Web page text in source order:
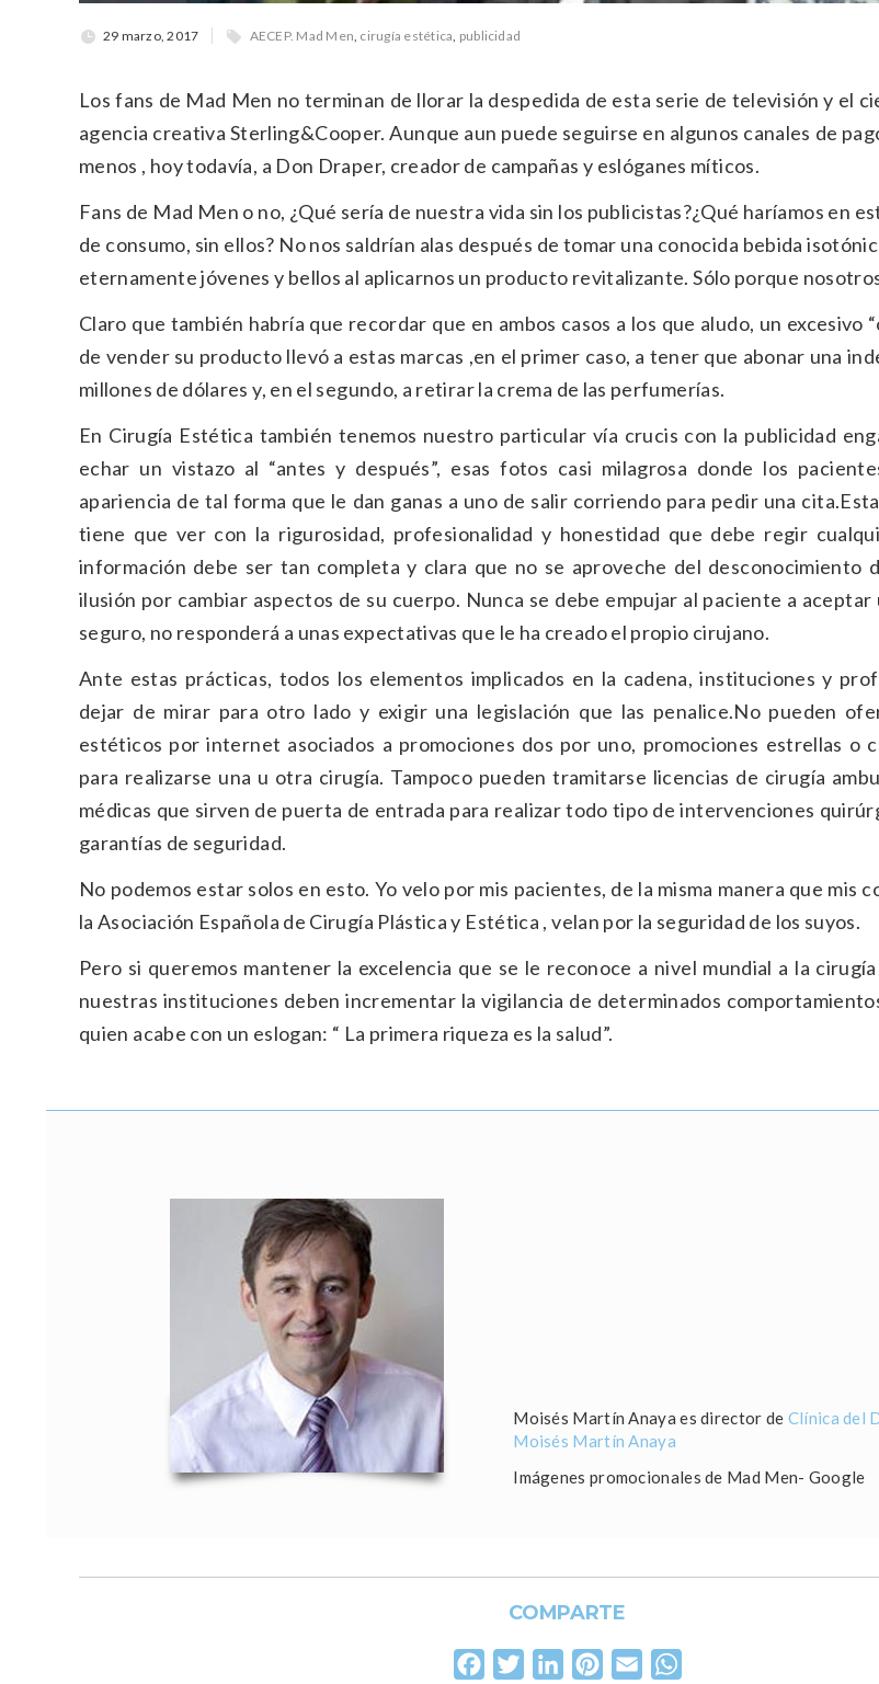
29 marzo, 2017 AECEP. Mad Men, cirugía estética, publicidad
Los fans de Mad Men no terminan de llorar la despedida de esta serie de televisión y el
agencia creativa Sterling&Cooper. Aunque aun puede seguirse en algunos canales de
menos , hoy todavía, a Don Draper, creador de campañas y eslóganes míticos.
Fans de Mad Men o no, ¿Qué sería de nuestra vida sin los publicistas?¿Qué haríamos en
de consumo, sin ellos? No nos saldrían alas después de tomar una conocida bebida
eternamente jóvenes y bellos al aplicarnos un producto revitalizante. Sólo porque
Claro que también habría que recordar que en ambos casos a los que aludo, un excesivo
de vender su producto llevó a estas marcas ,en el primer caso, a tener que abonar una
millones de dólares y, en el segundo, a retirar la crema de las perfumerías.
En Cirugía Estética también tenemos nuestro particular vía crucis con la publicidad
echar un vistazo al “antes y después”, esas fotos casi milagrosa donde los
apariencia de tal forma que le dan ganas a uno de salir corriendo para pedir una cita.Esta
tiene que ver con la rigurosidad, profesionalidad y honestidad que debe regir
información debe ser tan completa y clara que no se aproveche del desconocimiento
ilusión por cambiar aspectos de su cuerpo. Nunca se debe empujar al paciente a
seguro, no responderá a unas expectativas que le ha creado el propio cirujano.
Ante estas prácticas, todos los elementos implicados en la cadena, instituciones y
dejar de mirar para otro lado y exigir una legislación que las penalice.No pueden
estéticos por internet asociados a promociones dos por uno, promociones estrellas o
para realizarse una u otra cirugía. Tampoco pueden tramitarse licencias de cirugía
médicas que sirven de puerta de entrada para realizar todo tipo de intervenciones
garantías de seguridad.
No podemos estar solos en esto. Yo velo por mis pacientes, de la misma manera que mis
la Asociación Española de Cirugía Plástica y Estética , velan por la seguridad de los suyos.
Pero si queremos mantener la excelencia que se le reconoce a nivel mundial a la
nuestras instituciones deben incrementar la vigilancia de determinados
quien acabe con un eslogan: “ La primera riqueza es la salud”.
Moisés Martín Anaya es director de Clínica del
Moisés Martín Anaya
Imágenes promocionales de Mad Men- Google
COMPARTE
FacebookTwitterLinkedInPinterest
Email